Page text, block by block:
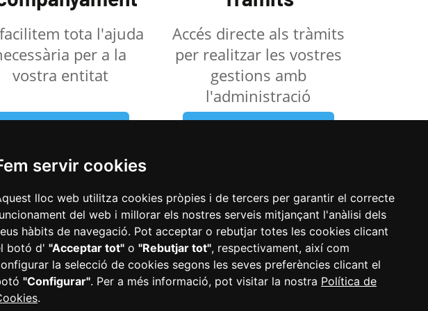
servir cookies
lloc web utilitza cookies pròpies i de tercers per garantir el correcte
del web i millorar els nostres serveis mitjançant l'anàlisi dels
hàbits de navegació. Pot acceptar o rebutjar totes les cookies clicant
botó d' "Acceptar tot" o "Rebutjar tot", respectivament, així com
la selecció de cookies segons les seves preferències clicant el
"Configurar". Per a més informació, pot visitar la nostra Política de
.
tota l'ajuda
per a la
vostra entitat
Fer una petició
Accés directe als tràmits
per realitzar les vostres
gestions amb
l'administració
Veure els tràmits